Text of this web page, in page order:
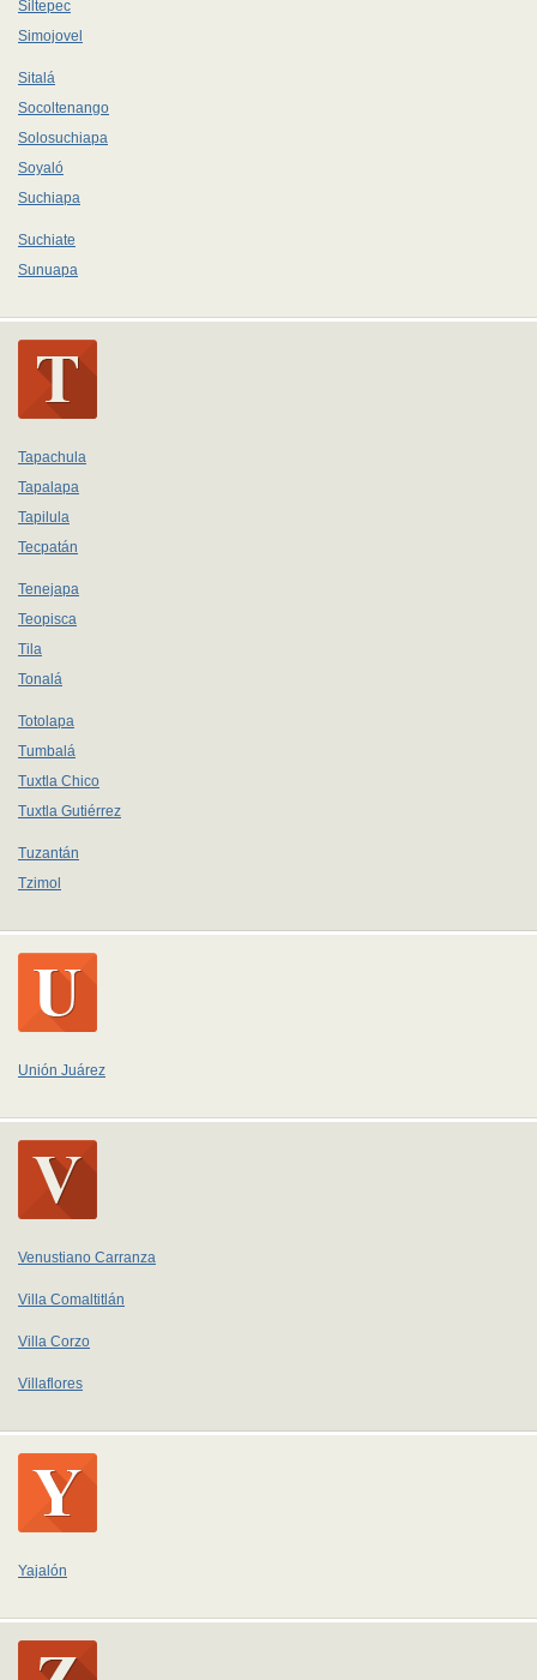
Siltepec
Simojovel
Sitalá
Socoltenango
Solosuchiapa
Soyaló
Suchiapa
Suchiate
Sunuapa
Tapachula
Tapalapa
Tapilula
Tecpatán
Tenejapa
Teopisca
Tila
Tonalá
Totolapa
Tumbalá
Tuxtla Chico
Tuxtla Gutiérrez
Tuzantán
Tzimol
Unión Juárez
Venustiano Carranza
Villa Comaltitlán
Villa Corzo
Villaflores
Yajalón